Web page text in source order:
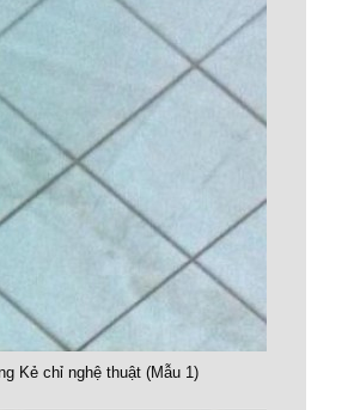
Kẻ chỉ nghệ thuật (Mẫu 1)